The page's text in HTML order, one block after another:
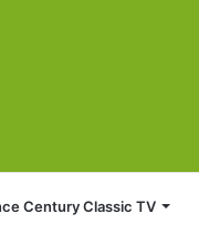
Century Classic TV